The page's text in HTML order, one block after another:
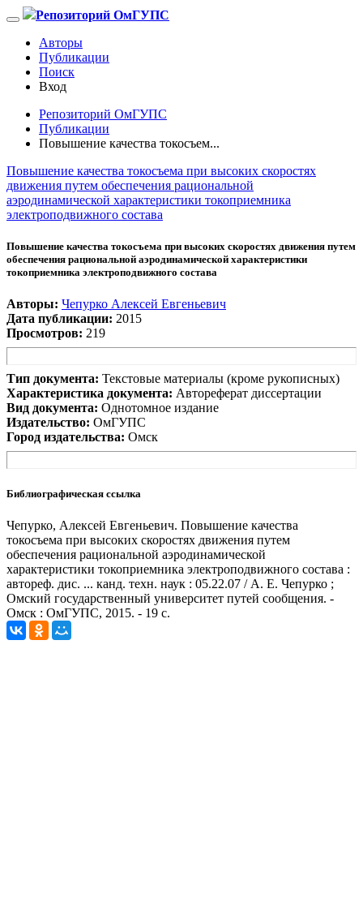
Репозиторий ОмГУПС
Авторы
Публикации
Поиск
Вход
Репозиторий ОмГУПС
Публикации
Повышение качества токосъем...
Повышение качества токосъема при высоких скоростях
движения путем обеспечения рациональной
аэродинамической характеристики токоприемника
электроподвижного состава
Повышение качества токосъема при высоких скоростях движения путем
обеспечения рациональной аэродинамической характеристики
токоприемника электроподвижного состава
Авторы: Чепурко Алексей Евгеньевич
Дата публикации: 2015
Просмотров: 219
Тип документа: Текстовые материалы (кроме рукописных)
Характеристика документа: Автореферат диссертации
Вид документа: Однотомное издание
Издательство: ОмГУПС
Город издательства: Омск
Библиографическая ссылка
Чепурко, Алексей Евгеньевич. Повышение качества
токосъема при высоких скоростях движения путем
обеспечения рациональной аэродинамической
характеристики токоприемника электроподвижного состава :
автореф. дис. ... канд. техн. наук : 05.22.07 / А. Е. Чепурко ;
Омский государственный университет путей сообщения. -
Омск : ОмГУПС, 2015. - 19 с.